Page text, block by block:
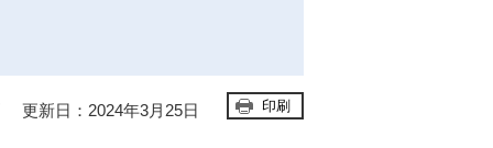
更新日：2024年3月25日 印刷